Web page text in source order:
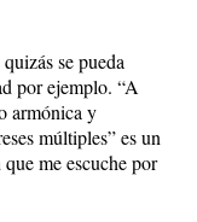
se pueda
por ejemplo. “A
armónica y
múltiples” es un
me escuche por